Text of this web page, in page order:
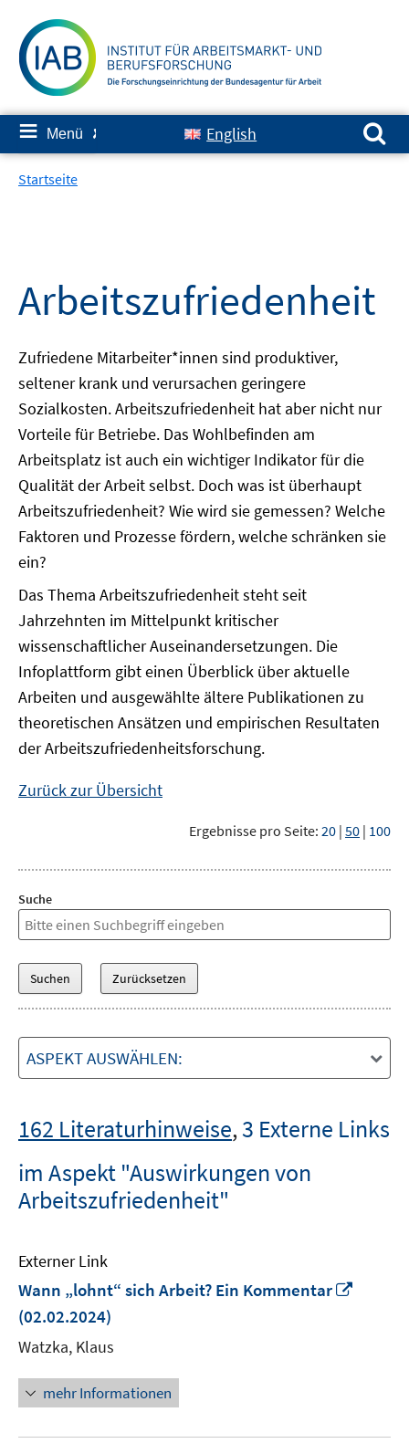
zum
Inhalt
≡ Menü ✘ English
Suchen nach:
Startseite
Arbeitszufriedenheit
Zufriedene Mitarbeiter*innen sind produktiver,
seltener krank und verursachen geringere
Sozialkosten. Arbeitszufriedenheit hat aber nicht nur
Vorteile für Betriebe. Das Wohlbefinden am
Arbeitsplatz ist auch ein wichtiger Indikator für die
Qualität der Arbeit selbst. Doch was ist überhaupt
Arbeitszufriedenheit? Wie wird sie gemessen? Welche
Faktoren und Prozesse fördern, welche schränken sie
ein?
Das Thema Arbeitszufriedenheit steht seit
Jahrzehnten im Mittelpunkt kritischer
wissenschaftlicher Auseinandersetzungen. Die
Infoplattform gibt einen Überblick über aktuelle
Arbeiten und ausgewählte ältere Publikationen zu
theoretischen Ansätzen und empirischen Resultaten
der Arbeitszufriedenheitsforschung.
Zurück zur Übersicht
Ergebnisse pro Seite: 20 | 50 | 100
Suche
ASPEKT AUSWÄHLEN:
162 Literaturhinweise,3 Externe Links
im Aspekt "Auswirkungen von
Arbeitszufriedenheit"
Externer Link
Wann „lohnt“ sich Arbeit? Ein Kommentar
(02.02.2024)
Watzka, Klaus
mehr Informationen